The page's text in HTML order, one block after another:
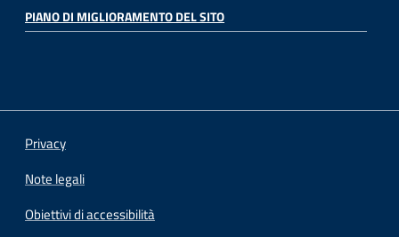
PIANO DI MIGLIORAMENTO DEL SITO
Privacy
Note legali
Obiettivi di accessibilità